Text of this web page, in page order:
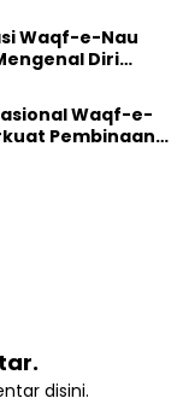
Kolaborasi Sosial
Waqf-e-Nau
Diri
Waqf-e-
Pembinaan
disini.